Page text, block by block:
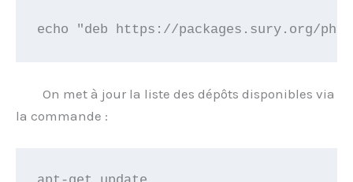
echo "deb https://packages.sury.org/
On met à jour la liste des dépôts disponibles via
la commande :